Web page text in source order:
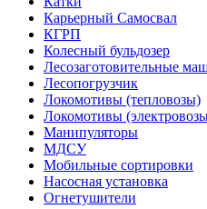
Карьерный Самосвал
КГРП
Колесный бульдозер
Лесозаготовительные
Лесопогрузчик
Локомотивы (тепловозы)
Локомотивы
Манипуляторы
МДСУ
Мобильные сортировки
Насосная установка
Огнетушители